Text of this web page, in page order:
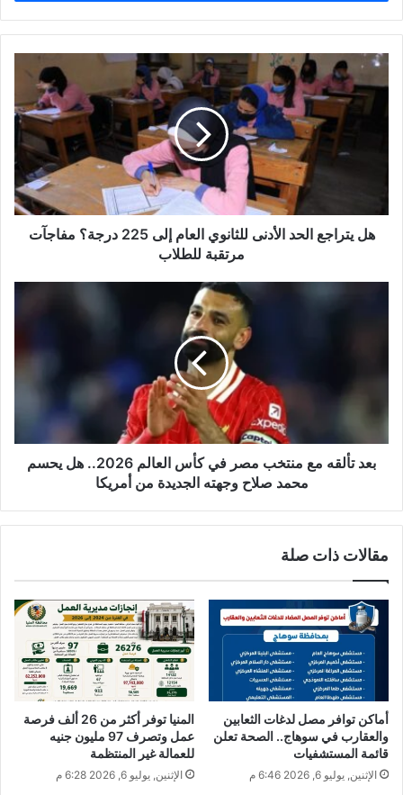
ب
ر
د
ر
هل يتراجع الحد الأدنى للثانوي العام إلى 225 درجة؟ مفاجآت
مرتقبة للطلاب
بعد تألقه مع منتخب مصر في كأس العالم 2026.. هل يحسم
محمد صلاح وجهته الجديدة من أمريكا
مقالات ذات صلة
أماكن توافر مصل لدغات الثعابين
والعقارب في سوهاج.. الصحة تعلن
قائمة المستشفيات
الإثنين, يوليو 6, 2026 6:46 م
المنيا توفر أكثر من 26 ألف فرصة
عمل وتصرف 97 مليون جنيه
للعمالة غير المنتظمة
الإثنين, يوليو 6, 2026 6:28 م